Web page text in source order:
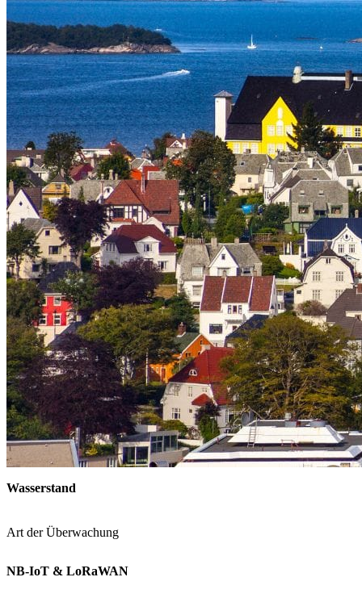
Wasserstand
Art der Überwachung
NB-IoT & LoRaWAN